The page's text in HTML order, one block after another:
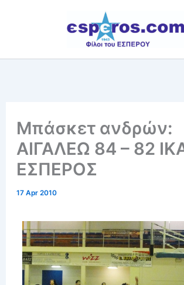
Mπάσκετ ανδρών:
ΑΙΓΑΛΕΩ 84 – 82
ΕΣΠΕΡΟΣ
17 Apr 2010